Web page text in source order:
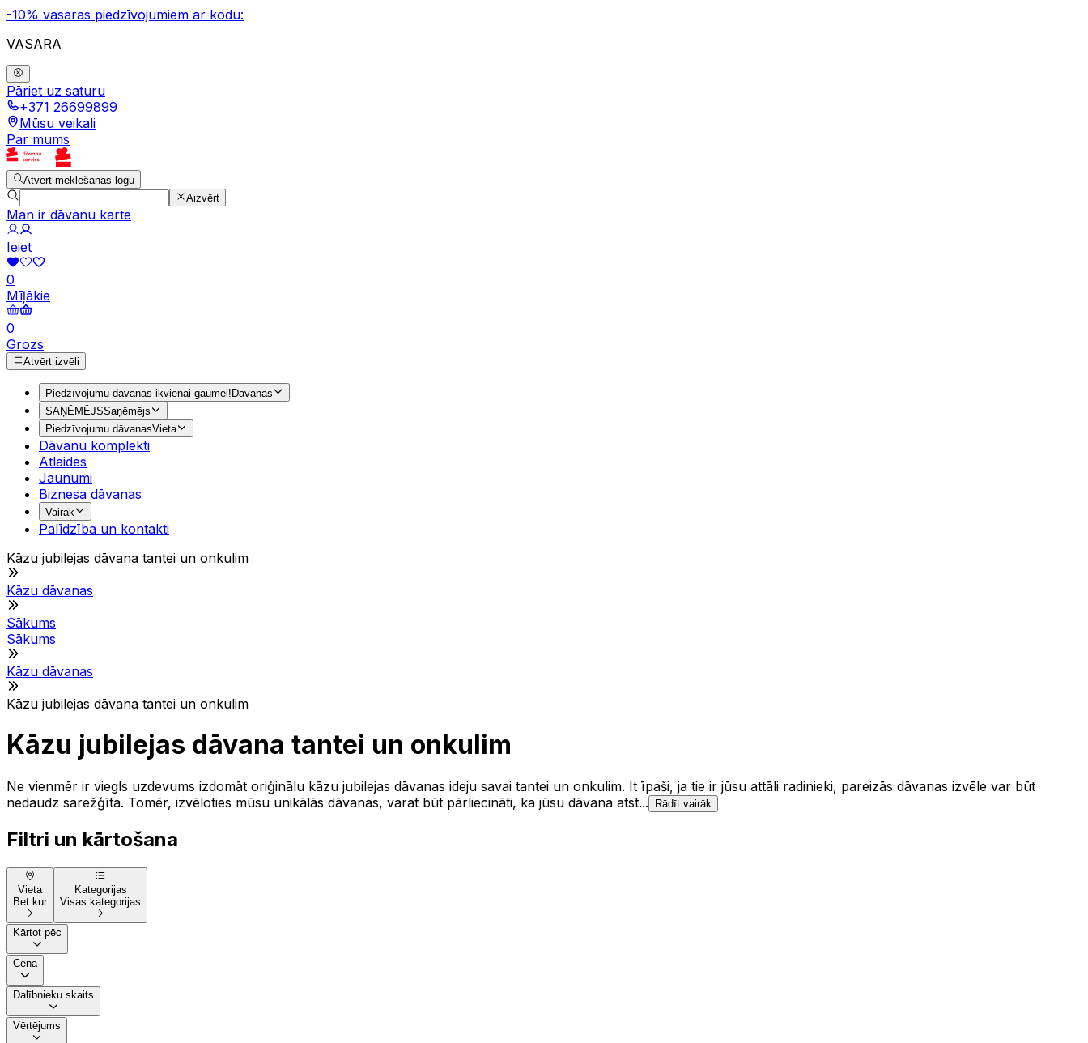
-10% vasaras piedzīvojumiem ar kodu:
VASARA
Pāriet uz saturu
+371 26699899
Mūsu veikali
Par mums
Atvērt meklēšanas logu
Aizvērt
Man ir dāvanu karte
Ieiet
0
Mīļākie
0
Grozs
Atvērt izvēli
Piedzīvojumu dāvanas ikvienai gaumei!Dāvanas
SAŅĒMĒJSSaņēmējs
Piedzīvojumu dāvanasVieta
Dāvanu komplekti
Atlaides
Jaunumi
Biznesa dāvanas
Vairāk
Palīdzība un kontakti
Kāzu jubilejas dāvana tantei un onkulim
Kāzu dāvanas
Sākums
Sākums
Kāzu dāvanas
Kāzu jubilejas dāvana tantei un onkulim
Kāzu jubilejas dāvana tantei un onkulim
Ne vienmēr ir viegls uzdevums izdomāt oriģinālu kāzu jubilejas dāvanas ideju savai tantei un onkulim. It īpaši, ja tie ir jūsu attāli radinieki, pareizās dāvanas izvēle var būt
nedaudz sarežģīta. Tomēr, izvēloties mūsu unikālās dāvanas, varat būt pārliecināti, ka jūsu dāvana atst...
Rādīt vairāk
Filtri un kārtošana
Vieta
Bet kur
Kategorijas
Visas kategorijas
Kārtot pēc
Cena
Dalībnieku skaits
Vērtējums